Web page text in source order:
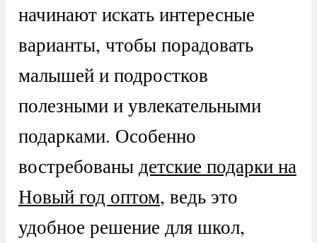
начинают искать интересные
варианты, чтобы порадовать
малышей и подростков
полезными и увлекательными
подарками. Особенно
востребованыдетские подарки на
Новый год оптом, ведь это
удобное решение для школ,